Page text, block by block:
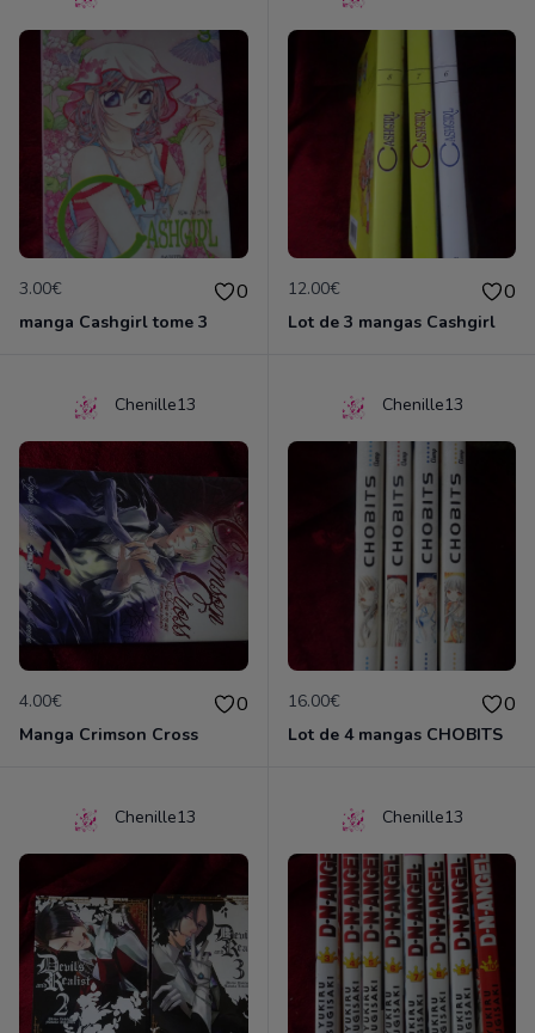
3.00€ 0
manga Cashgirl tome 3
12.00€ 0
Lot de 3 mangas Cashgirl
Chenille13
4.00€ 0
Manga Crimson Cross
Chenille13
16.00€ 0
Lot de 4 mangas CHOBITS
Chenille13 Chenille13